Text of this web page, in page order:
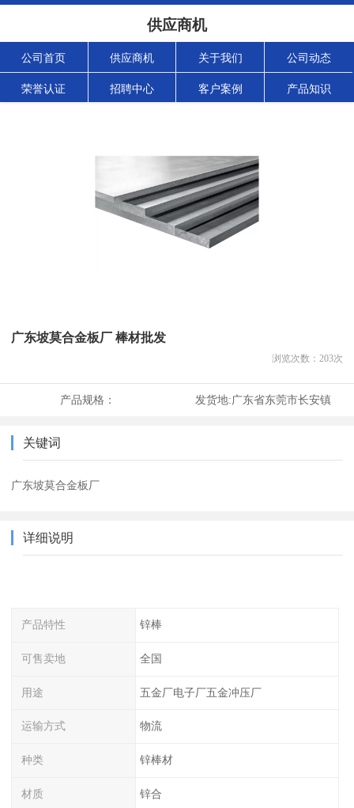
供应商机
公司首页 供应商机 关于我们 公司动态
荣誉认证 招聘中心 客户案例 产品知识
广东坡莫合金板厂 棒材批发
浏览次数： 203次
产品规格： 发货地:广东省东莞市长安镇
关键词
广东坡莫合金板厂
详细说明
产品特性 锌棒
可售卖地 全国
用途 五金厂电子厂五金冲压厂
运输方式 物流
种类 锌棒材
材质 锌合